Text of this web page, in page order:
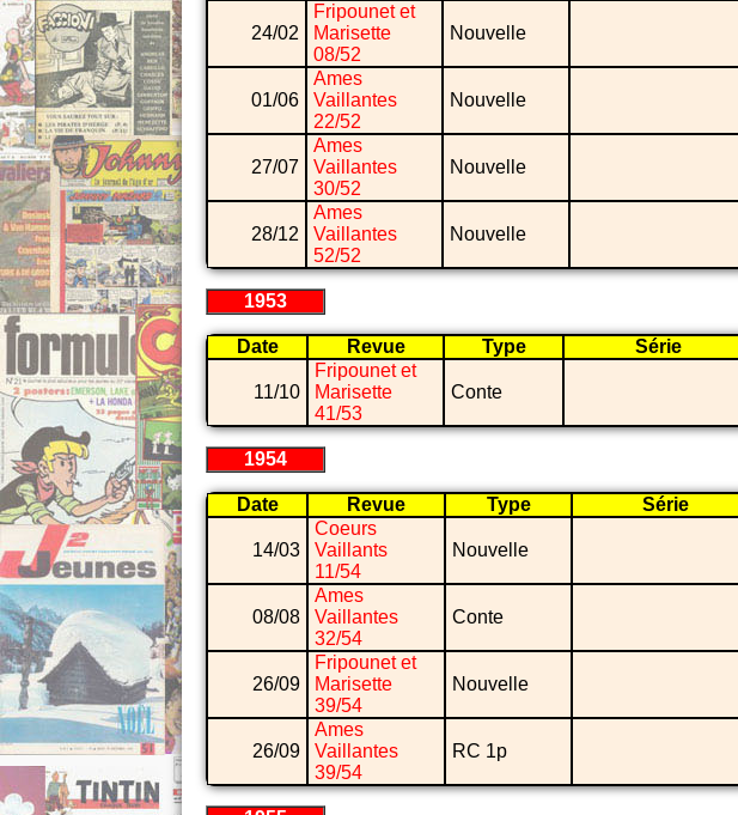
24/02
Fripounet et
Marisette
08/52
Nouvelle
01/06
Ames
Vaillantes
22/52
Nouvelle
27/07
Ames
Vaillantes
30/52
Nouvelle
28/12
Ames
Vaillantes
52/52
Nouvelle
1953
Date Revue Type Série
11/10
Fripounet et
Marisette
41/53
Conte
1954
Date Revue Type Série
14/03
Coeurs
Vaillants
11/54
Nouvelle
08/08
Ames
Vaillantes
32/54
Conte
26/09
Fripounet et
Marisette
39/54
Nouvelle
26/09
Ames
Vaillantes
39/54
RC 1p